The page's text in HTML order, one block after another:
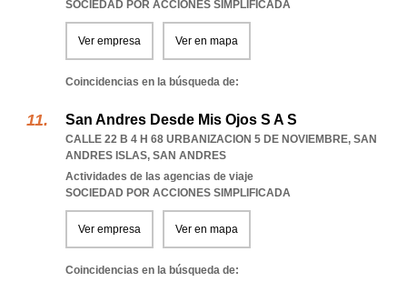
SOCIEDAD POR ACCIONES SIMPLIFICADA
Ver empresa Ver en mapa
Coincidencias en la búsqueda de:
San Andres Desde Mis Ojos S A S
CALLE 22 B 4 H 68 URBANIZACION 5 DE NOVIEMBRE, SAN
ANDRES ISLAS, SAN ANDRES
Actividades de las agencias de viaje
SOCIEDAD POR ACCIONES SIMPLIFICADA
Ver empresa Ver en mapa
Coincidencias en la búsqueda de: